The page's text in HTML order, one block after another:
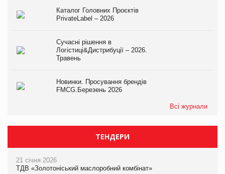
Каталог Головних Проєктів
PrivateLabel – 2026
Сучасні рішення в
Логістиці&Дистрибуції – 2026.
Травень
Новинки. Просування брендів
FMCG.Березень 2026
Всі журнали
ТЕНДЕРИ
21 січня 2026
ТДВ «Золотоніський маслоробний комбінат»